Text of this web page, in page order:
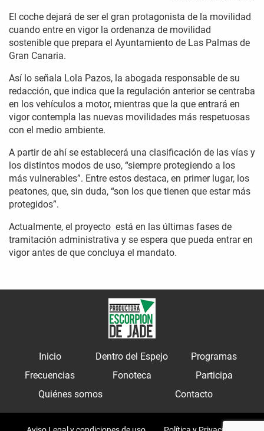
El coche dejará de ser el gran protagonista de la movilidad
cuando entre en vigor la ordenanza de movilidad
sostenible que prepara el Ayuntamiento de Las Palmas de
Gran Canaria.
Así lo señala Lola Pazos, la abogada responsable de su
redacción, que indica que la regulación anterior se centraba
en los vehículos a motor, mientras que la que entrará en
vigor contempla las nuevas movilidades más respetuosas
con el medio ambiente.
A partir de ahí se establecerá una clasificación de las vías y
los distintos modos de uso, “siempre protegiendo a los
más vulnerables”. Entre estos destaca, en primer lugar, los
peatones, que, sin duda, “son los que tienen que estar más
protegidos”.
Actualmente, el proyecto está en las últimas fases de
tramitación administrativa y se espera que pueda entrar en
vigor antes de que concluya el mandato.
Inicio Dentro del Espejo
Programas
Frecuencias
Fonoteca
Participa
Quiénes somos
Contacto